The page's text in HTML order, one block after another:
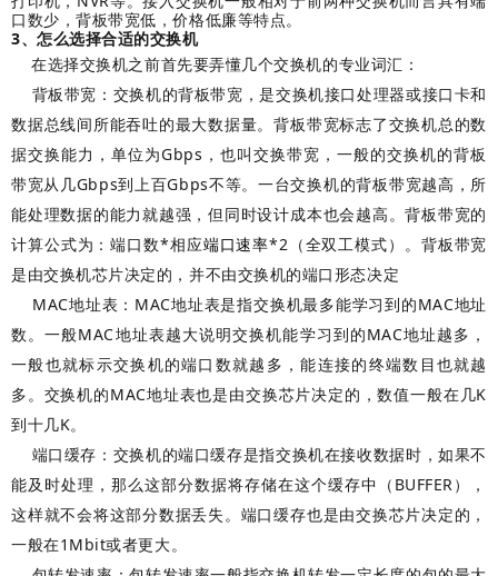
口数少，背板带宽低，价格低廉等特点。
3、怎么选择合适的交换机
在选择交换机之前首先要弄懂几个交换机的专业词汇：
背板带宽：交换机的背板带宽，是交换机接口处理器或接口卡和
数据总线间所能吞吐的最大数据量。背板带宽标志了交换机总的数
据交换能力，单位为Gbps，也叫交换带宽，一般的交换机的背板
带宽从几Gbps到上百Gbps不等。一台交换机的背板带宽越高，所
能处理数据的能力就越强，但同时设计成本也会越高。背板带宽的
计算公式为：端口数*相应端口速率*2（全双工模式）。背板带宽
是由交换机芯片决定的，并不由交换机的端口形态决定
MAC地址表：MAC地址表是指交换机最多能学习到的MAC地址
数。一般MAC地址表越大说明交换机能学习到的MAC地址越多，
一般也就标示交换机的端口数就越多，能连接的终端数目也就越
多。交换机的MAC地址表也是由交换芯片决定的，数值一般在几K
到十几K。
端口缓存：交换机的端口缓存是指交换机在接收数据时，如果不
能及时处理，那么这部分数据将存储在这个缓存中（BUFFER），
这样就不会将这部分数据丢失。端口缓存也是由交换芯片决定的，
一般在1Mbit或者更大。